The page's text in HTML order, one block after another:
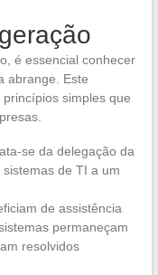
é essencial conhecer
abrange. Este
simples que
se da delegação da
de TI a um
de assistência
permaneçam
resolvidos